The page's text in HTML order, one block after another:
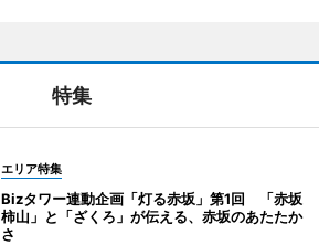
特集
エリア特集
Bizタワー連動企画「灯る赤坂」第1回 「赤坂
柿山」と「ざくろ」が伝える、赤坂のあたたか
さ